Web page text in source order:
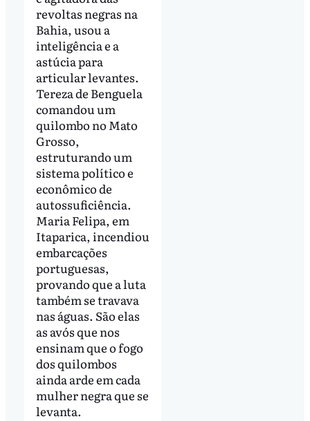
revoltas negras na
Bahia, usou a
inteligência e a
astúcia para
articular levantes.
Tereza de Benguela
comandou um
quilombo no Mato
Grosso,
estruturando um
sistema político e
econômico de
autossuficiência.
Maria Felipa, em
Itaparica, incendiou
embarcações
portuguesas,
provando que a luta
também se travava
nas águas. São elas
as avós que nos
ensinam que o fogo
dos quilombos
ainda arde em cada
mulher negra que se
levanta.